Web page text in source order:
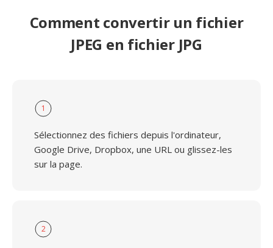
Comment convertir un fichier
JPEG en fichier JPG
1
Sélectionnez des fichiers depuis l'ordinateur,
Google Drive, Dropbox, une URL ou glissez-les
sur la page.
2